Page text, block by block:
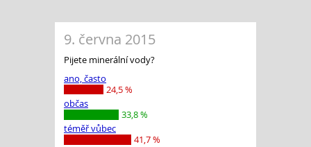
9. června 2015
Pijete minerální vody?
ano, často
24,5 %
občas
33,8 %
téměř vůbec
41,7 %